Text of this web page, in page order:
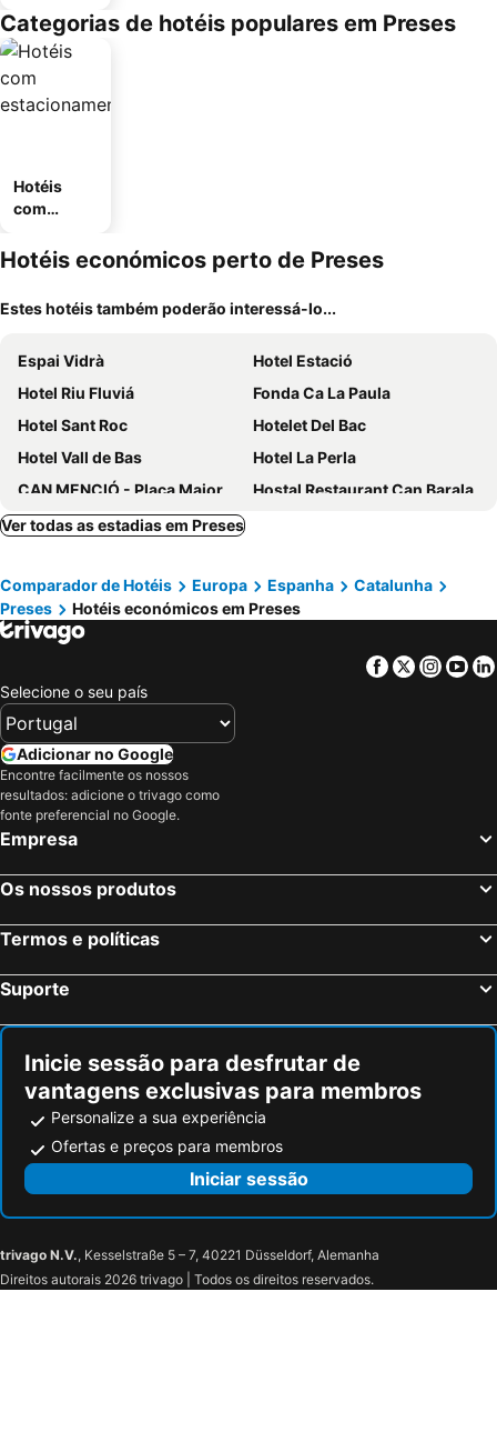
Categorias de hotéis populares em Preses
Hotéis
com
mento
Hotéis económicos perto de Preses
Estes hotéis também poderão interessá-lo...
Espai Vidrà
Hotel Estació
Hotel Riu Fluviá
Fonda Ca La Paula
Hotel Sant Roc
Hotelet Del Bac
Hotel Vall de Bas
Hotel La Perla
CAN MENCIÓ - Plaça Major
Hostal Restaurant Can Barala
Hotel Familiar Edelweiss
Ver todas as estadias em Preses
Comparador de Hotéis Europa Espanha
Catalunha
Preses
Hotéis económicos em Preses
Facebook
Twitter
Selecione o seu país
Adicionar no Google
Encontre facilmente os nossos
resultados: adicione o trivago como
fonte preferencial no Google.
Empresa
Os nossos produtos
Termos e políticas
Suporte
Inicie sessão para desfrutar de
vantagens exclusivas para membros
Personalize a sua experiência
Ofertas e preços para membros
Iniciar sessão
trivago N.V., Kesselstraße 5 – 7, 40221 Düsseldorf, Alemanha
Direitos autorais 2026 trivago | Todos os direitos reservados.